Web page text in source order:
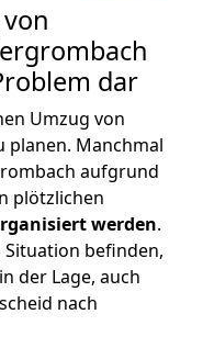
dar
Umzug von
planen. Manchmal
aufgrund
plötzlichen
werden.
Situation befinden,
der Lage, auch
nach